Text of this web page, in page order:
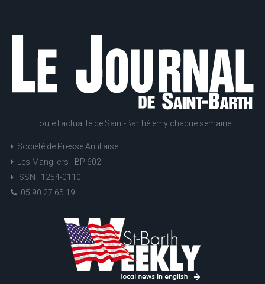
Toute l'actualité de Saint-Barthélemy chaque semaine
Société de Presse Antillaise
Les Mangliers - BP 602
ISSN : 1254-0110
05 90 27 65 19